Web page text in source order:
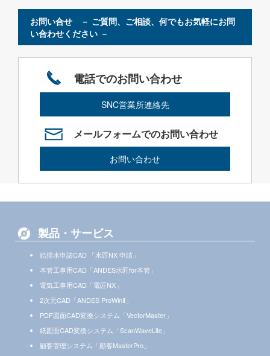
お問い合せ － ご質問、ご相談、何でもお気軽にお問
い合わせください －
電話でのお問い合わせ
SNC営業所連絡先
メールフォームでのお問い合わせ
お問い合わせ
製品・サービス
給排水申請CAD 「水匠NX 申請」
本管工事用CAD「ANDES水匠for本管」
電気工事用CAD「電匠NX」
2次元CAD「ANDES ProWinⅡ」
PDF図面CAD変換システム「VectorMaster」
紙図面CAD変換システム「ScanWaveLite」
顧客管理システム「顧客MasterPro」